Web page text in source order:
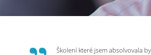
Školení které jsem absolvovala